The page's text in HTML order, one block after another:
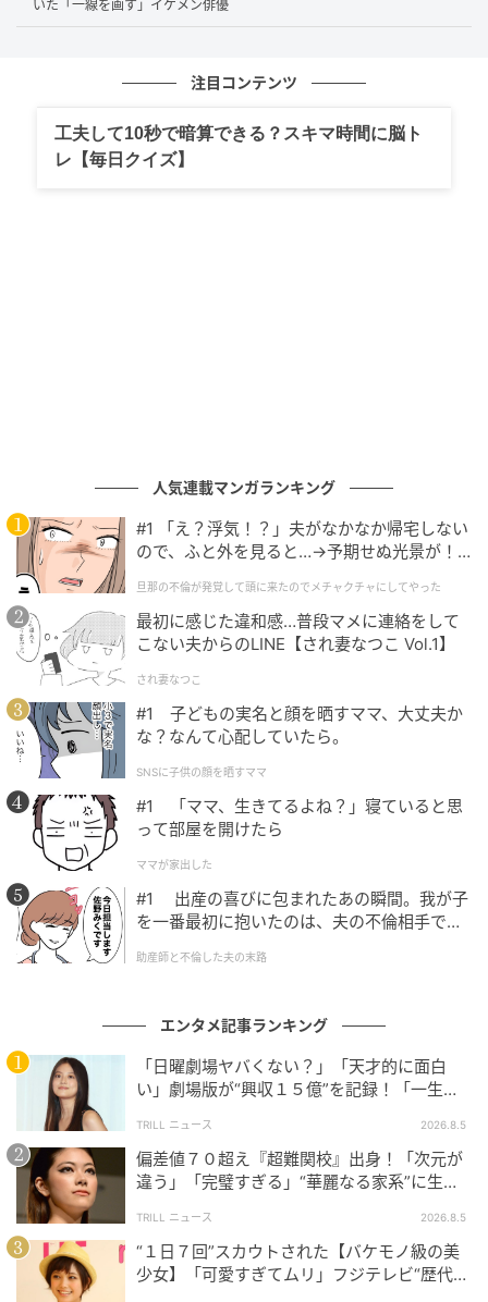
う。SNSでも「交際0日婚というインパクトが印象的だ
った」「当時はかなり驚いた」「想像もしてなかっ
た」「二度見した」といった声が見られ、結婚発表の
（鈴木さん）「後追いで愛は芽生えた」、（大島さん）「そう
ですね（中略）最初は離婚まで考えてました。3カ月くらいで
離婚してもまぁ面白いかと」
交際0日という衝撃的なスタートだけでなく、その後の
葛藤や変化を経て関係を築いてきた点は、多くの方に
とって印象に残るポイントではないでしょうか。発表
当時の驚きと、その後の歩みをあわせて振り返ること
で、お二人の関係の奥行きがより見えてくるように思
います。
衝撃の結婚から現在へ…鈴木おさむさんと大島
美幸さん、支え合う夫婦関係と最近の活躍
があります。結婚から年月を重ねた今も、お互いを尊
重しながら関係を築いてきた様子が、さまざまな夫婦
円満エピソードから伝えられています。
Domani12/1月号のインタビューを受けた大島美幸さ
んは、夫婦の関係について次のように語っています。
私は完璧主義のところがあって、小さなことでイラッとして喧
嘩になることが多かった（中略）
いた「一線を画す」イケメン俳優
注目コンテンツ
工夫して10秒で暗算できる？スキマ時間に脳ト
レ【毎日クイズ】
人気連載マンガランキング
#1 「え？浮気！？」夫がなかなか帰宅しない
ので、ふと外を見ると…→予期せぬ光景が！
クチャにしてやった
旦那の不倫が発覚して頭に来たのでメチャクチャにしてやった
最初に感じた違和感…普段マメに連絡をして
こない夫からのLINE【され妻なつこ Vol.1】
され妻なつこ
#1 子どもの実名と顔を晒すママ、大丈夫か
な？なんて心配していたら。
SNSに子供の顔を晒すママ
#1 「ママ、生きてるよね？」寝ていると思
って部屋を開けたら
ママが家出した
#1 出産の喜びに包まれたあの瞬間。我が子
を一番最初に抱いたのは、夫の不倫相手でし
助産師と不倫した夫の末路
エンタメ記事ランキング
「日曜劇場ヤバくない？」「天才的に面白
い」劇場版が“興収１５億”を記録！「一生言
TRILL ニュース 2026.8.5
偏差値７０超え『超難関校』出身！「次元が
違う」「完璧すぎる」“華麗なる家系”に生ま
TRILL ニュース 2026.8.5
“１日７回”スカウトされた【バケモノ級の美
少女】「可愛すぎてムリ」フジテレビ“歴代N